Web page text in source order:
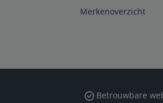
Merkenoverzicht
Betrouwbare